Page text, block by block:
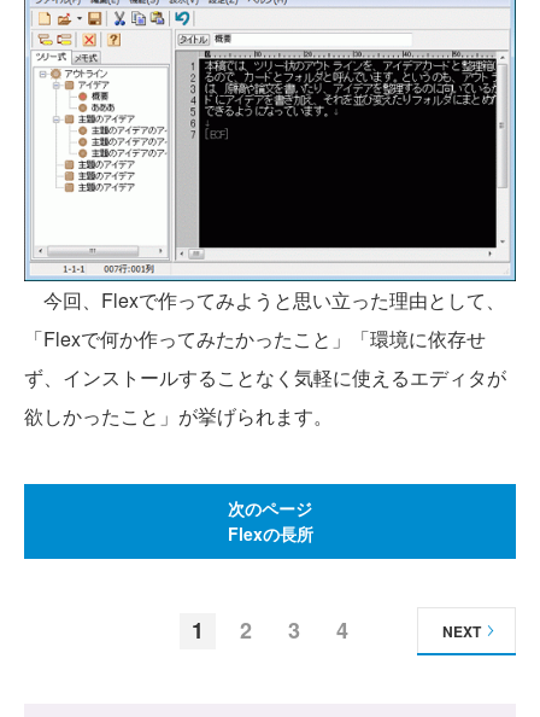
今回、Flexで作ってみようと思い立った理由として、
「Flexで何か作ってみたかったこと」「環境に依存せ
ず、インストールすることなく気軽に使えるエディタが
欲しかったこと」が挙げられます。
次のページ
Flexの長所
1 2 3 4 NEXT